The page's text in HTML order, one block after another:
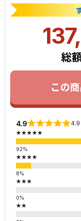
総
この
4.9 4.9
★★★★★
★★★★
★★★
★★